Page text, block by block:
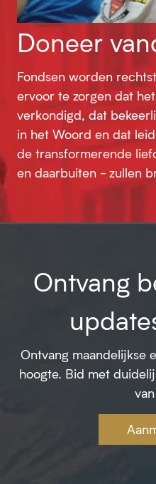
Doneer
Fondsen worden
ervoor te zorgen dat
verkondigd, dat
in het Woord en dat
de transformerende
en daarbuiten - zullen
Ontvang
Ontvang maandelijkse
hoogte. Bid met